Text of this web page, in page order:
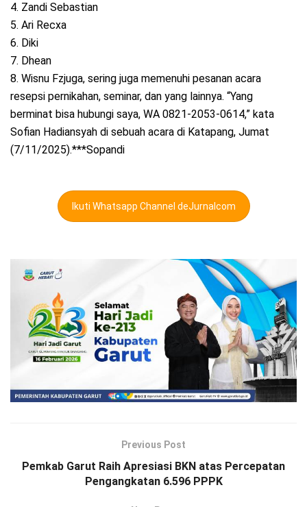
4. Zandi Sebastian
5. Ari Recxa
6. Diki
7. Dhean
8. Wisnu Fzjuga, sering juga memenuhi pesanan acara
resepsi pernikahan, seminar, dan yang lainnya. “Yang
berminat bisa hubungi saya, WA 0821-2053-0614,” kata
Sofian Hadiansyah di sebuah acara di Katapang, Jumat
(7/11/2025).***Sopandi
Ikuti Whatsapp Channel deJurnalcom
Previous Post
Pemkab Garut Raih Apresiasi BKN atas Percepatan
Pengangkatan 6.596 PPPK